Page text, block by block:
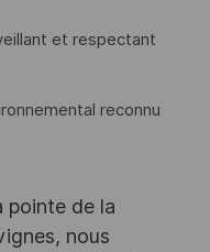
et respectant
reconnu
pointe de la
nous